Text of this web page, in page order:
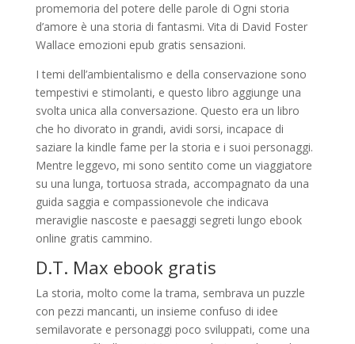
promemoria del potere delle parole di Ogni storia
d’amore è una storia di fantasmi. Vita di David Foster
Wallace emozioni epub gratis sensazioni.
I temi dell’ambientalismo e della conservazione sono
tempestivi e stimolanti, e questo libro aggiunge una
svolta unica alla conversazione. Questo era un libro
che ho divorato in grandi, avidi sorsi, incapace di
saziare la kindle fame per la storia e i suoi personaggi.
Mentre leggevo, mi sono sentito come un viaggiatore
su una lunga, tortuosa strada, accompagnato da una
guida saggia e compassionevole che indicava
meraviglie nascoste e paesaggi segreti lungo ebook
online gratis cammino.
D.T. Max ebook gratis
La storia, molto come la trama, sembrava un puzzle
con pezzi mancanti, un insieme confuso di idee
semilavorate e personaggi poco sviluppati, come una